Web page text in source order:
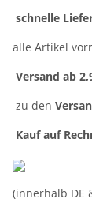
schnelle
alle Artikel
Versand ab
zu den
Kauf auf
(innerhalb DE